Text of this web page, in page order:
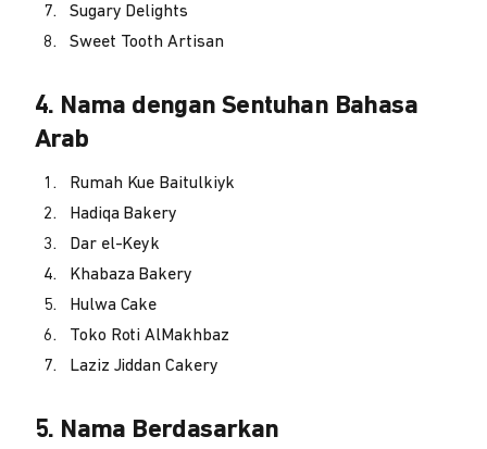
Sugary Delights
Sweet Tooth Artisan
4. Nama dengan Sentuhan Bahasa
Arab
Rumah Kue Baitulkiyk
Hadiqa Bakery
Dar el-Keyk
Khabaza Bakery
Hulwa Cake
Toko Roti AlMakhbaz
Laziz Jiddan Cakery
5. Nama Berdasarkan